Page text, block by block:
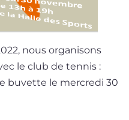
nous orga­ni­sons
le club de ten­nis :
buvette le mer­cre­di 30